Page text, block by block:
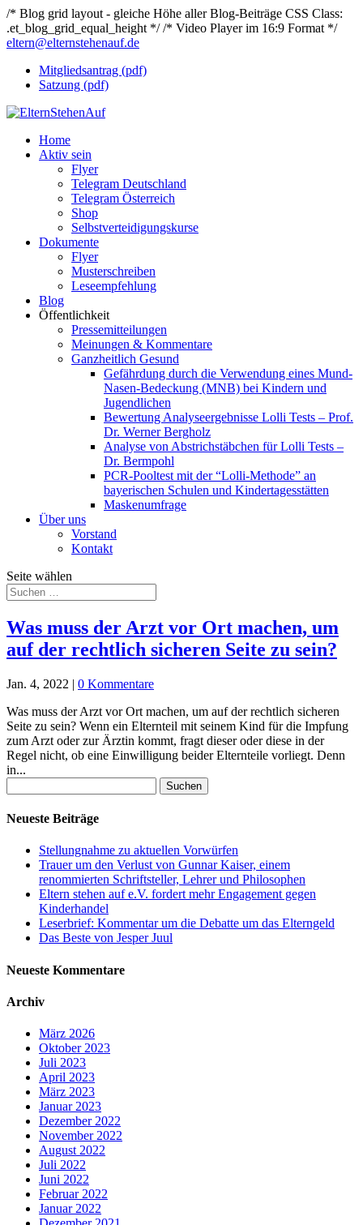
/* Blog grid layout - gleiche Höhe aller Blog-Beiträge CSS Class:
.et_blog_grid_equal_height *//* Video Player im 16:9 Format */
eltern@elternstehenauf.de
Mitgliedsantrag (pdf)
Satzung (pdf)
Home
Aktiv sein
Flyer
Telegram Deutschland
Telegram Österreich
Shop
Selbstverteidigungskurse
Dokumente
Flyer
Musterschreiben
Leseempfehlung
Blog
Öffentlichkeit
Pressemitteilungen
Meinungen & Kommentare
Ganzheitlich Gesund
Gefährdung durch die Verwendung eines Mund-
Nasen-Bedeckung (MNB) bei Kindern und
Jugendlichen
Bewertung Analyseergebnisse Lolli Tests – Prof.
Dr. Werner Bergholz
Analyse von Abstrichstäbchen für Lolli Tests –
Dr. Bermpohl
PCR-Pooltest mit der “Lolli-Methode” an
bayerischen Schulen und Kindertagesstätten
Maskenumfrage
Über uns
Vorstand
Kontakt
Seite wählen
Was muss der Arzt vor Ort machen, um
auf der rechtlich sicheren Seite zu sein?
Jan. 4, 2022 | 0 Kommentare
Was muss der Arzt vor Ort machen, um auf der rechtlich sicheren
Seite zu sein? Wenn ein Elternteil mit seinem Kind für die Impfung
zum Arzt oder zur Ärztin kommt, fragt dieser oder diese in der
Regel nicht, ob eine Einwilligung beider Elternteile vorliegt. Denn
in...
nach:
Neueste Beiträge
Stellungnahme zu aktuellen Vorwürfen
Trauer um den Verlust von Gunnar Kaiser, einem
renommierten Schriftsteller, Lehrer und Philosophen
Eltern stehen auf e.V. fordert mehr Engagement gegen
Kinderhandel
Leserbrief: Kommentar um die Debatte um das Elterngeld
Das Beste von Jesper Juul
Neueste Kommentare
Archiv
März 2026
Oktober 2023
Juli 2023
April 2023
März 2023
Januar 2023
Dezember 2022
November 2022
August 2022
Juli 2022
Juni 2022
Februar 2022
Januar 2022